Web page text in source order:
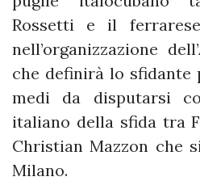
Rossetti e il
nell’organizzazione
che definirà lo
medi da disputarsi
italiano della sfida tra
Christian Mazzon che
Milano.